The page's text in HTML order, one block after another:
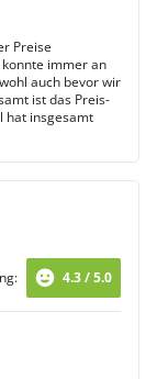
Preise
immer an
auch bevor wir
ist das Preis-
hat insgesamt
4.3 / 5.0